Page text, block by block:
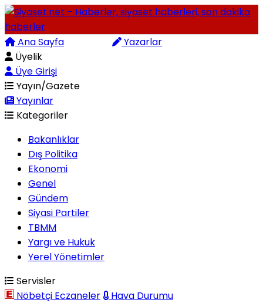
Ana Sayfa
Yazarlar
Üyelik
Üye Girişi
Yayın/Gazete
Yayınlar
Kategoriler
Bakanlıklar
Dış Politika
Ekonomi
Genel
Gündem
Siyasi Partiler
TBMM
Yargı ve Hukuk
Yerel Yönetimler
Servisler
Nöbetçi Eczaneler
Hava Durumu